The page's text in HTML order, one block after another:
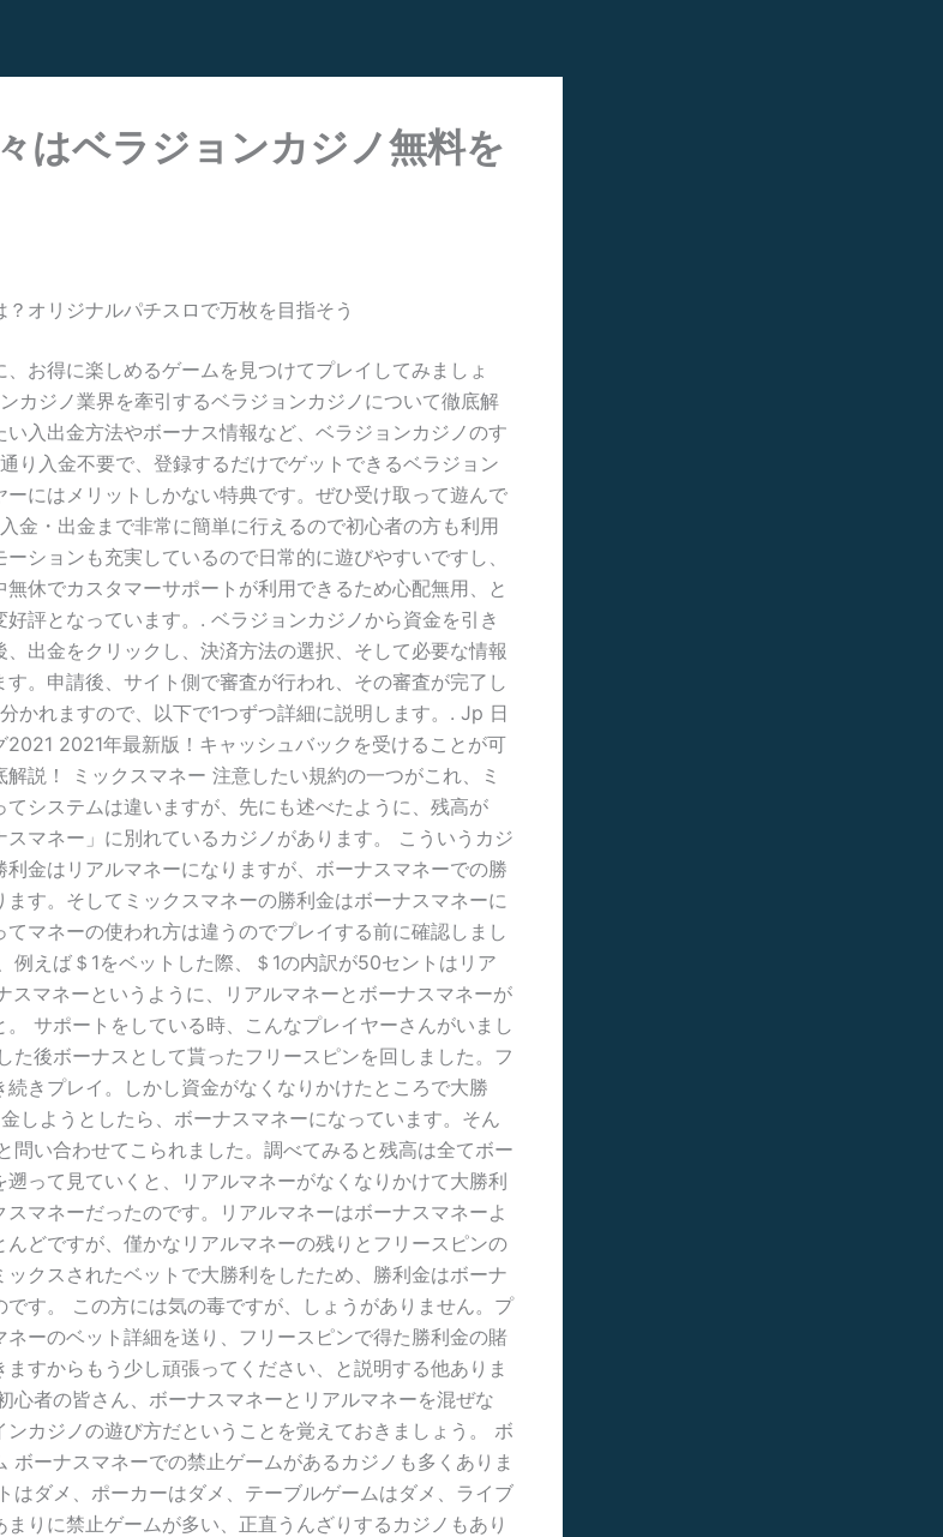
はベラジョンカジノ無料を
オリジナルパチスロで万枚を目指そう
お得に楽しめるゲームを見つけてプレイしてみましょ
カジノ業界を牽引するベラジョンカジノについて徹底解
入出金方法やボーナス情報など、ベラジョンカジノのす
り入金不要で、登録するだけでゲットできるベラジョン
ーにはメリットしかない特典です。ぜひ受け取って遊んで
金・出金まで非常に簡単に行えるので初心者の方も利用
ションも充実しているので日常的に遊びやすいですし、
休でカスタマーサポートが利用できるため心配無用、と
評となっています。. ベラジョンカジノから資金を引き
出金をクリックし、決済方法の選択、そして必要な情報
。申請後、サイト側で審査が行われ、その審査が完了し
かれますので、以下で1つずつ詳細に説明します。. Jp 日
2021年最新版！キャッシュバックを受けることが可
説！ ミックスマネー 注意したい規約の一つがこれ、ミ
てシステムは違いますが、先にも述べたように、残高が
スマネー」に別れているカジノがあります。 こういうカジ
利金はリアルマネーになりますが、ボーナスマネーでの勝
す。そしてミックスマネーの勝利金はボーナスマネーに
マネーの使われ方は違うのでプレイする前に確認しまし
例えば＄1をベットした際、＄1の内訳が50セントはリア
スマネーというように、リアルマネーとボーナスマネーが
。 サポートをしている時、こんなプレイヤーさんがいまし
た後ボーナスとして貰ったフリースピンを回しました。フ
続きプレイ。しかし資金がなくなりかけたところで大勝
しようとしたら、ボーナスマネーになっています。そん
問い合わせてこられました。調べてみると残高は全てボー
って見ていくと、リアルマネーがなくなりかけて大勝利
マネーだったのです。リアルマネーはボーナスマネーよ
んどですが、僅かなリアルマネーの残りとフリースピンの
クスされたベットで大勝利をしたため、勝利金はボーナ
す。 この方には気の毒ですが、しょうがありません。プ
ネーのベット詳細を送り、フリースピンで得た勝利金の賭
すからもう少し頑張ってください、と説明する他ありま
心者の皆さん、ボーナスマネーとリアルマネーを混ぜな
カジノの遊び方だということを覚えておきましょう。 ボ
ボーナスマネーでの禁止ゲームがあるカジノも多くありま
はダメ、ポーカーはダメ、テーブルゲームはダメ、ライブ
りに禁止ゲームが多い、正直うんざりするカジノもあり